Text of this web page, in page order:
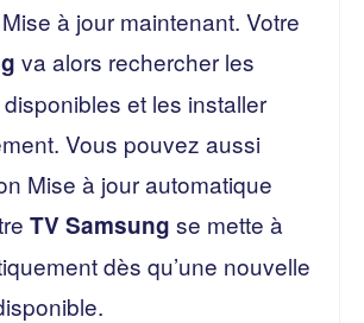
à jour maintenant. Votre
va alors rechercher les
et les installer
Vous pouvez aussi
Mise à jour automatique
TV Samsung se mette à
dès qu’une nouvelle